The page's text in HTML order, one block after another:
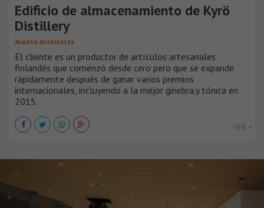
Edificio de almacenamiento de Kyrö
Distillery
Avanto Architects
El cliente es un productor de artículos artesanales
finlandés que comenzó desde cero pero que se expande
rápidamente después de ganar varios premios
internacionales, incluyendo a la mejor ginebra.y tónica en
2015.
VER +